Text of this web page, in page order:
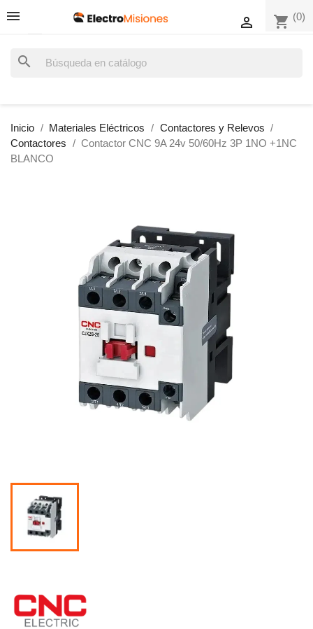
shopping_cart (0)

search
Inicio Materiales Eléctricos
Contactores y Relevos
Contactores
Contactor CNC 9A 24v 50/60Hz 3P 1NO +1NC
BLANCO